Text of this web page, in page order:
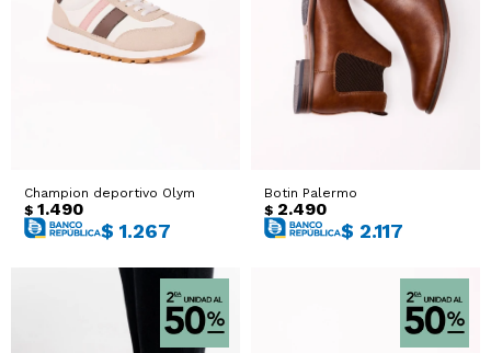
Champion deportivo Olym
$ 1.490
$ 1.267
Botin Palermo
$ 2.490
$ 2.117